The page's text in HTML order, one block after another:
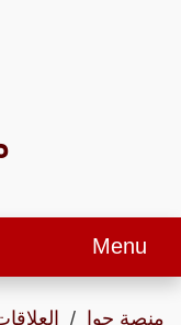
Menu
منصة جوا